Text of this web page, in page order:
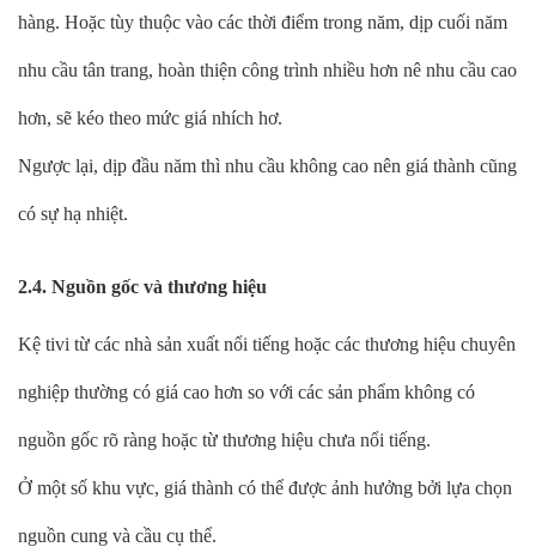
hàng. Hoặc tùy thuộc vào các thời điểm trong năm, dịp cuối năm
nhu cầu tân trang, hoàn thiện công trình nhiều hơn nê nhu cầu cao
hơn, sẽ kéo theo mức giá nhích hơ.
Ngược lại, dịp đầu năm thì nhu cầu không cao nên giá thành cũng
có sự hạ nhiệt.
2.4. Nguồn gốc và thương hiệu
Kệ tivi từ các nhà sản xuất nổi tiếng hoặc các thương hiệu chuyên
nghiệp thường có giá cao hơn so với các sản phẩm không có
nguồn gốc rõ ràng hoặc từ thương hiệu chưa nổi tiếng.
Ở một số khu vực, giá thành có thể được ảnh hưởng bởi lựa chọn
nguồn cung và cầu cụ thể.